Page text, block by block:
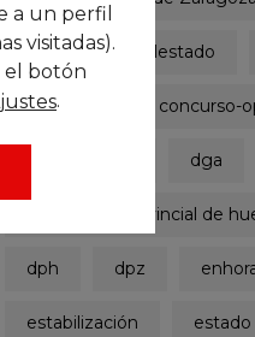
boletinoficialdelestado
concurso concurso-
dga
diputación provincial de
dph dpz
estabilización estado
a un perfil
visitadas).
el botón
.